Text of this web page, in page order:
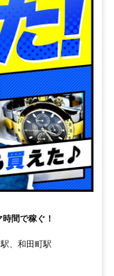
間で稼ぐ！
、和田町駅